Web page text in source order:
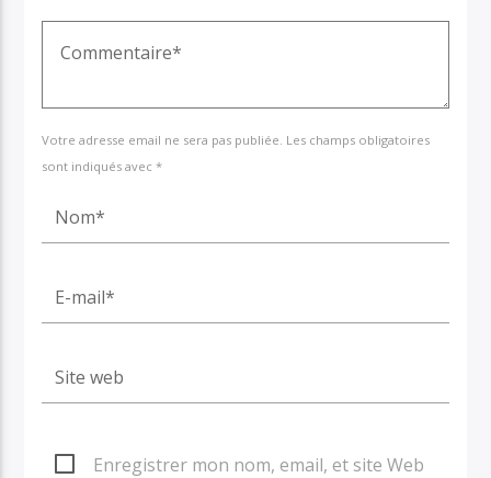
Votre adresse email ne sera pas publiée. Les champs obligatoires
sont indiqués avec *
Enregistrer mon nom, email, et site Web